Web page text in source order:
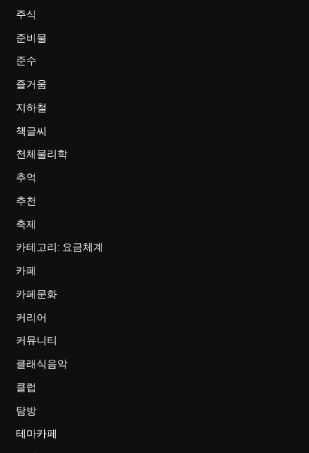
주식
준비물
준수
즐거움
지하철
책글씨
천체물리학
추억
추천
축제
카테고리: 요금체계
카페
카페문화
커리어
커뮤니티
클래식음악
클럽
탐방
테마카페